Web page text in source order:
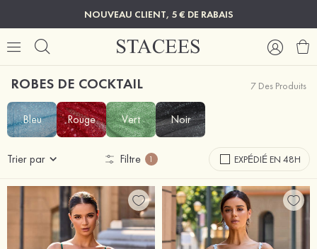
NOUVEAU CLIENT, 5 € DE RABAIS
ROBES DE COCKTAIL 7 Des Produits
Bleu Rouge Vert Noir
Trier par Filtre 1 EXPÉDIÉ EN 48H